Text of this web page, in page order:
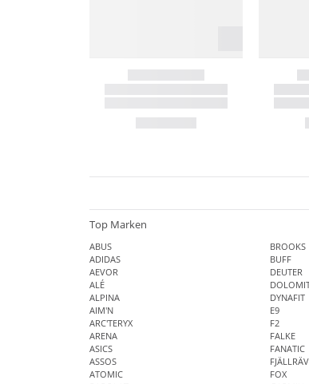
Top Marken
ABUS
ADIDAS
AEVOR
ALÉ
ALPINA
AIM'N
ARC'TERYX
ARENA
ASICS
ASSOS
ATOMIC
BROOKS
BUFF
DEUTER
DYNAFIT
E9
F2
FALKE
FANATIC
FOX